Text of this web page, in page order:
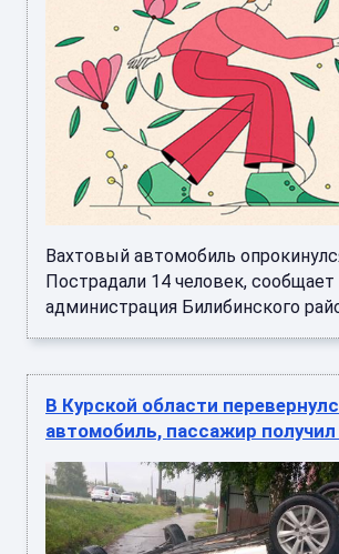
Вахтовый автомобиль
Пострадали 14 человек, сообщает
администрация Билибинского
В Курской области
автомобиль, пассажир